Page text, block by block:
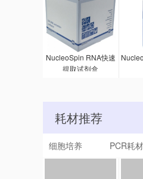
NucleoSpin RNA快速
提取试剂盒
耗材推荐
细胞培养 PCR耗材